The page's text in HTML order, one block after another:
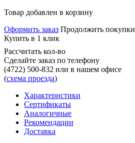
Товар добавлен в корзину
Оформить заказ Продолжить покупки
Купить в 1 клик
Рассчитать кол-во
Сделайте заказ по телефону
(4722) 500-832 или в нашем офисе
(схема проезда)
Характеристики
Сертификаты
Аналогичные
Рекомендации
Доставка